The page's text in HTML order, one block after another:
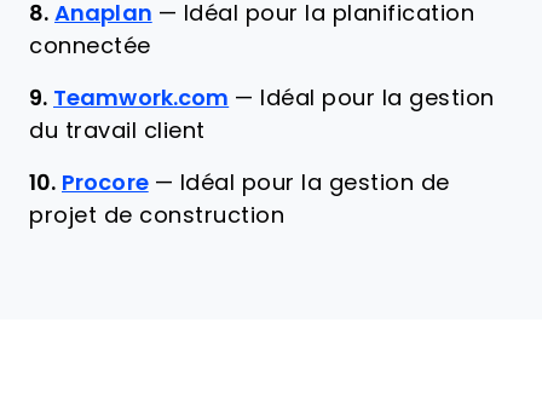
8. Anaplan — Idéal pour la planification
connectée
9. Teamwork.com —
Idéal pour la gestion
du travail client
10. Procore — Idéal pour la gestion de
projet de construction